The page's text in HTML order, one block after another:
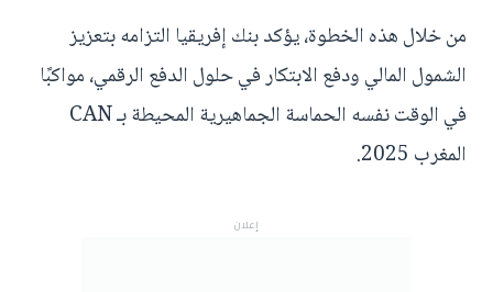
من خلال هذه الخطوة، يؤكد بنك إفريقيا التزامه بتعزيز
الشمول المالي ودفع الابتكار في حلول الدفع الرقمي، مواكبًا
في الوقت نفسه الحماسة الجماهيرية المحيطة بـ CAN
المغرب 2025.
إعلان